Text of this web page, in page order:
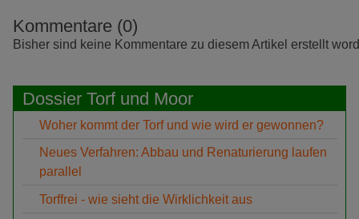
Kommentare (0)
Bisher sind keine Kommentare zu diesem Artikel erstellt
Dossier Torf und Moor
Woher kommt der Torf und wie wird er gewonnen?
Neues Verfahren: Abbau und Renaturierung laufen
parallel
Torffrei - wie sieht die Wirklichkeit aus